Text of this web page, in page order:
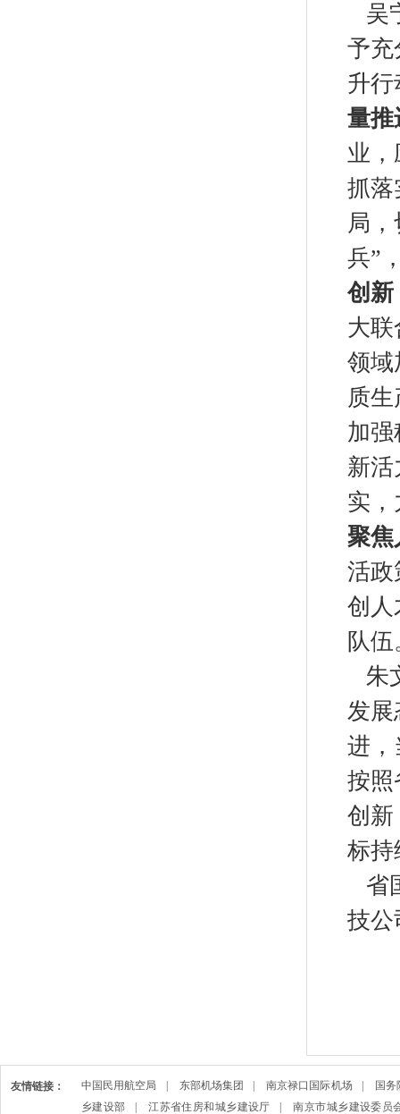
吴
予充
升行
量推
业，
抓落
局
兵”
创新
大
领域
质
加
新活
实，
聚焦
活政
创人
队伍
朱
发展
进，
按照
创新
标持
省
技公
友情链接： 中国民用航空局 东部机场集团 南京禄口国际机场
国
乡建设部
江苏省住房和城乡建设厅
南京市城乡建设委员